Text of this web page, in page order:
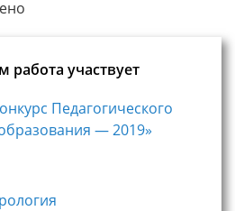
работа участвует
Педагогического
— 2019»